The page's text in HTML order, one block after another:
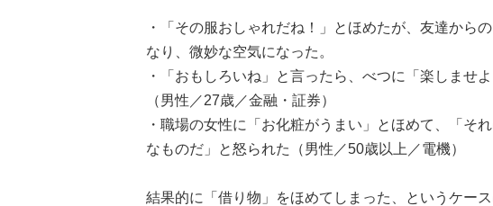
・「その服おしゃれだね！」とほめたが、友達から
なり、微妙な空気になった。
・「おもしろいね」と言ったら、べつに「楽しませ
（男性／27歳／金融・証券）
・職場の女性に「お化粧がうまい」とほめて、「そ
なものだ」と怒られた（男性／50歳以上／電機）
結果的に「借り物」をほめてしまった、というケー